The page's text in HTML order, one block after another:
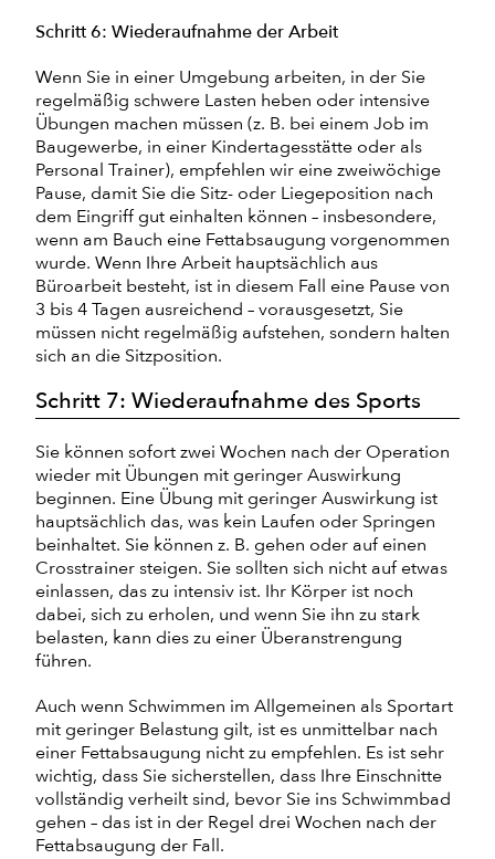
Schritt 6: Wiederaufnahme der Arbeit
Wenn Sie in einer Umgebung arbeiten, in der Sie
regelmäßig schwere Lasten heben oder intensive
Übungen machen müssen (z. B. bei einem Job im
Baugewerbe, in einer Kindertagesstätte oder als
Personal Trainer), empfehlen wir eine zweiwöchige
Pause, damit Sie die Sitz- oder Liegeposition nach
dem Eingriff gut einhalten können – insbesondere,
wenn am Bauch eine Fettabsaugung vorgenommen
wurde. Wenn Ihre Arbeit hauptsächlich aus
Büroarbeit besteht, ist in diesem Fall eine Pause von
3 bis 4 Tagen ausreichend – vorausgesetzt, Sie
müssen nicht regelmäßig aufstehen, sondern halten
sich an die Sitzposition.
Schritt 7: Wiederaufnahme des Sports
Sie können sofort zwei Wochen nach der Operation
wieder mit Übungen mit geringer Auswirkung
beginnen. Eine Übung mit geringer Auswirkung ist
hauptsächlich das, was kein Laufen oder Springen
beinhaltet. Sie können z. B. gehen oder auf einen
Crosstrainer steigen. Sie sollten sich nicht auf etwas
einlassen, das zu intensiv ist. Ihr Körper ist noch
dabei, sich zu erholen, und wenn Sie ihn zu stark
belasten, kann dies zu einer Überanstrengung
führen.
Auch wenn Schwimmen im Allgemeinen als Sportart
mit geringer Belastung gilt, ist es unmittelbar nach
einer Fettabsaugung nicht zu empfehlen. Es ist sehr
wichtig, dass Sie sicherstellen, dass Ihre Einschnitte
vollständig verheilt sind, bevor Sie ins Schwimmbad
gehen – das ist in der Regel drei Wochen nach der
Fettabsaugung der Fall.